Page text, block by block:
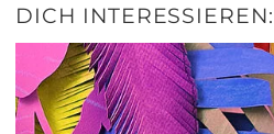
DICH INTERESSIEREN: